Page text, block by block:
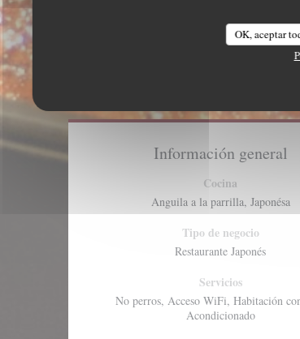
OK, aceptar
Información general
Cocina
Anguila a la parrilla, Japonésa
Tipo de negocio
Restaurante Japonés
Servicios
No perros, Acceso WiFi, Habitación
Acondicionado